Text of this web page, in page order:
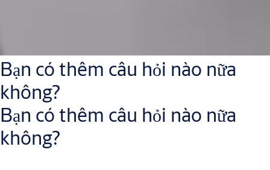
Bạn có thêm câu hỏi nào nữa
không?
Bạn có thêm câu hỏi nào nữa
không?